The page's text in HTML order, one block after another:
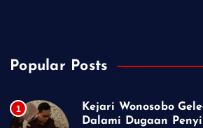
Popular Posts
1
Kejari Wonosobo
Dalami Dugaan